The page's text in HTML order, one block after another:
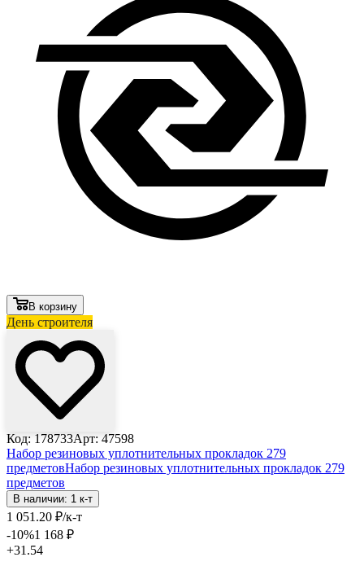
В корзину
День строителя
Код: 178733Арт: 47598
Набор резиновых уплотнительных прокладок 279
предметовНабор резиновых уплотнительных прокладок 279
предметов
В наличии: 1 к-т
1 051 .20 ₽/к-т
-10%1 168 ₽
+31.54